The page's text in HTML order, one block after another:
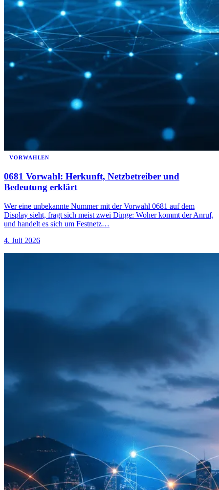
VORWAHLEN
0681 Vorwahl: Herkunft, Netzbetreiber und
Bedeutung erklärt
Wer eine unbekannte Nummer mit der Vorwahl 0681 auf dem
Display sieht, fragt sich meist zwei Dinge: Woher kommt der Anruf,
und handelt es sich um Festnetz…
4. Juli 2026